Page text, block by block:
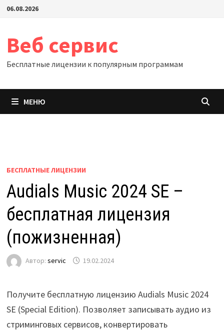
Перейти
содержимому
06.08.2026
Веб сервис
Бесплатные лицензии к популярным программам
МЕНЮ
БЕСПЛАТНЫЕ ЛИЦЕНЗИИ
Audials Music 2024 SE –
бесплатная лицензия
(пожизненная)
Автор: servic 19.02.2024
Получите бесплатную лицензию Audials Music 2024
SE (Special Edition). Позволяет записывать аудио из
стриминговых сервисов, конвертировать